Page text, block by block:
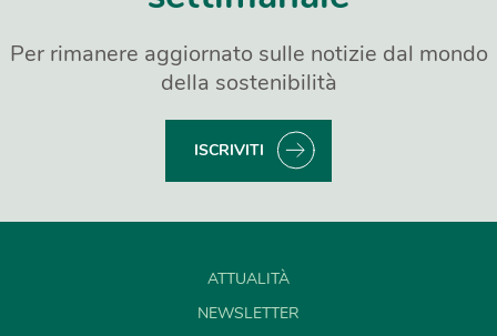
Per rimanere aggiornato sulle notizie dal mondo
della sostenibilità
ISCRIVITI
ATTUALITÀ
NEWSLETTER